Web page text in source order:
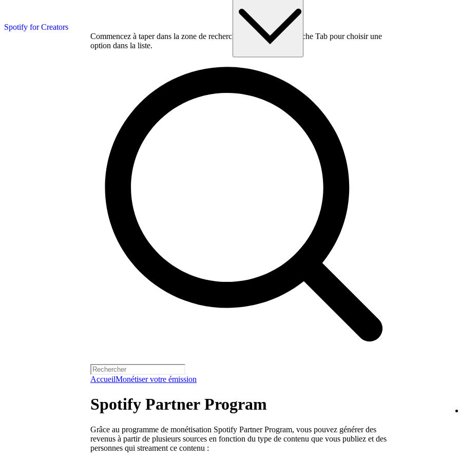
Spotify for Creators
Commencez à taper dans la zone de recherche, puis utilisez la touche Tab pour choisir une
option dans la liste.
AccueilMonétiser votre émission
Spotify Partner Program
Grâce au programme de monétisation Spotify Partner Program, vous pouvez générer des
revenus à partir de plusieurs sources en fonction du type de contenu que vous publiez et des
personnes qui streament ce contenu :